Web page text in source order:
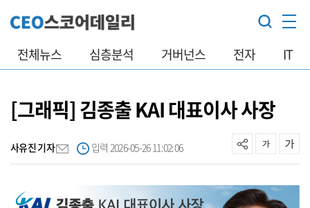
전체뉴스 심층분석 거버넌스 전자 IT
[그래픽] 김종출 KAI 대표이사 사장
사유진 기자 입력 2026-05-26 11:02:06